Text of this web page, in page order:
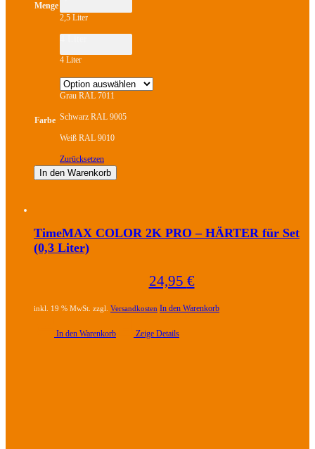
Menge
2,5 Liter
4 Liter
Farbe
Grau RAL 7011
Schwarz RAL 9005
Weiß RAL 9010
Zurücksetzen
In den Warenkorb
weist
mehrere
Varianten
auf
gewählt
TimeMAX COLOR 2K PRO – HÄRTER für Set
(0,3 Liter)
24,95 €
inkl. 19 % MwSt. zzgl. Versandkosten In den Warenkorb
In den Warenkorb Zeige Details